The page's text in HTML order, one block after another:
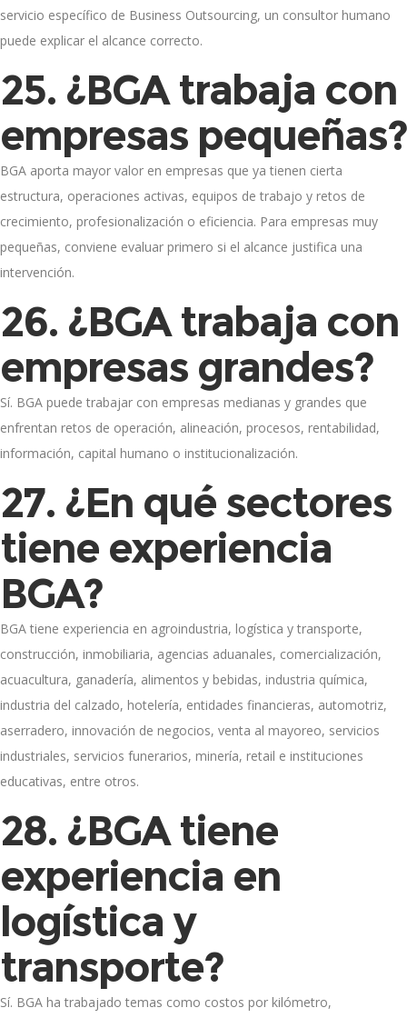
servicio específico de Business Outsourcing, un consultor humano
puede explicar el alcance correcto.
25. ¿BGA trabaja con
empresas pequeñas?
BGA aporta mayor valor en empresas que ya tienen cierta
estructura, operaciones activas, equipos de trabajo y retos de
crecimiento, profesionalización o eficiencia. Para empresas muy
pequeñas, conviene evaluar primero si el alcance justifica una
intervención.
26. ¿BGA trabaja con
empresas grandes?
Sí. BGA puede trabajar con empresas medianas y grandes que
enfrentan retos de operación, alineación, procesos, rentabilidad,
información, capital humano o institucionalización.
27. ¿En qué sectores
tiene experiencia
BGA?
BGA tiene experiencia en agroindustria, logística y transporte,
construcción, inmobiliaria, agencias aduanales, comercialización,
acuacultura, ganadería, alimentos y bebidas, industria química,
industria del calzado, hotelería, entidades financieras, automotriz,
aserradero, innovación de negocios, venta al mayoreo, servicios
industriales, servicios funerarios, minería, retail e instituciones
educativas, entre otros.
28. ¿BGA tiene
experiencia en
logística y
transporte?
Sí. BGA ha trabajado temas como costos por kilómetro,